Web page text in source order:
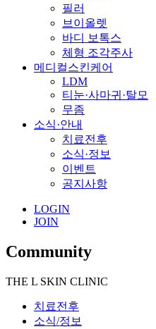
필러
브이올렛
바디 보톡스
체형 조각주사
메디컬스킨케어
LDM
티눈·사마귀·탈모
무좀
소식·안내
치료전후
소식·정보
이벤트
공지사항
LOGIN
JOIN
Community
THE L SKIN CLINIC
치료전후
소식/정보